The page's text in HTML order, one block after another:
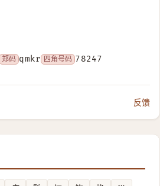
郑码 qmkr 四角号码 78247
反馈